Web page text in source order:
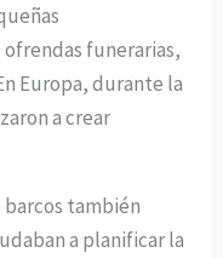
funerarias,
Europa, durante la
a crear
también
a planificar la